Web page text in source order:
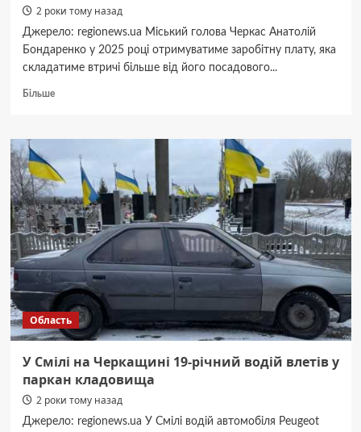
2 роки тому назад
Джерело: regionews.ua Міський голова Черкас Анатолій
Бондаренко у 2025 році отримуватиме заробітну плату, яка
складатиме втричі більше від його посадового...
БільшеДокладніше
Черкаської
ради
проголосували
за
премії
та
надбавки
для
Бондаренка
Область
У Смілі на Черкащині 19-річний водій влетів у
паркан кладовища
2 роки тому назад
Джерело: regionews.ua У Смілі водій автомобіля Peugeot